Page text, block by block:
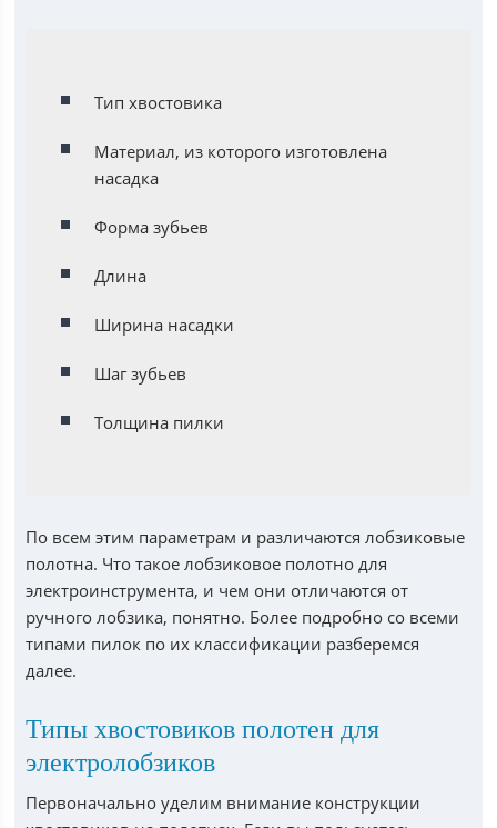
Тип хвостовика
Материал, из которого изготовлена
насадка
Форма зубьев
Длина
Ширина насадки
Шаг зубьев
Толщина пилки
По всем этим параметрам и различаются лобзиковые
полотна. Что такое лобзиковое полотно для
электроинструмента, и чем они отличаются от
ручного лобзика, понятно. Более подробно со всеми
типами пилок по их классификации разберемся
далее.
Типы хвостовиков полотен для
электролобзиков
Первоначально уделим внимание конструкции